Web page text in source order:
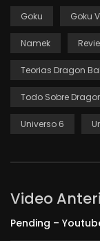
Goku Goku
Namek
Teorias Dragon
Todo Sobre
Universo 6
Video
Pending –